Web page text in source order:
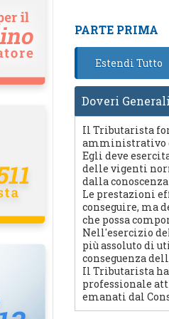
PARTE PRIMA
Estendi Tutto
Doveri Generali
Il Tributarista
amministrativo
Egli deve
delle vigenti
dalla
Le prestazioni
conseguire, ma
che possa
Nell'esercizio
più assoluto di
conseguenza
Il Tributarista
professionale
emanati dal